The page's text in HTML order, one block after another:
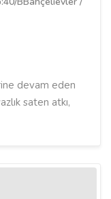
devam eden
saten atkı,